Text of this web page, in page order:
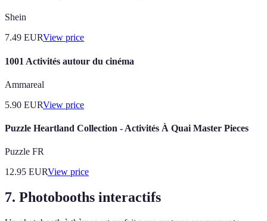
Shein
7.49 EURView price
1001 Activités autour du cinéma
Ammareal
5.90 EURView price
Puzzle Heartland Collection - Activités À Quai Master Pieces
Puzzle FR
12.95 EURView price
7. Photobooths interactifs